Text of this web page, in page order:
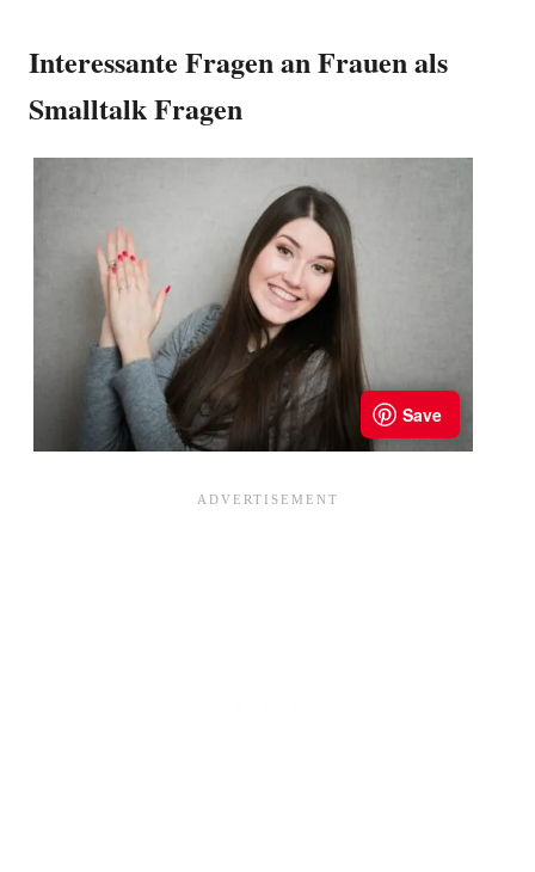
Interessante Fragen an Frauen als
Smalltalk Fragen